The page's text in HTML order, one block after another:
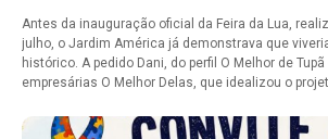
Antes da inauguração oficial da Feira da Lua,
julho, o Jardim América já demonstrava que
histórico. A pedido Dani, do perfil O Melhor de
empresárias O Melhor Delas, que idealizou o